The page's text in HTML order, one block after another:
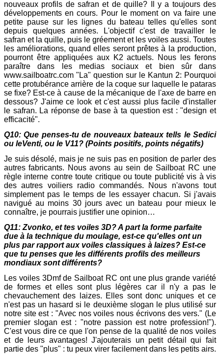
nouveaux profils de safran et de quille? Il y a toujours des
développements en cours. Pour le moment on va faire une
petite pause sur les lignes du bateau telles qu'elles sont
depuis quelques années. L'objectif c'est de travailler le
safran et la quille, puis le gréement et les voiles aussi. Toutes
les améliorations, quand elles seront prêtes à la production,
pourront être appliquées aux K2 actuels. Nous les ferons
paraître dans les medias sociaux et bien sûr dans
www.sailboatrc.com "La" question sur le Kantun 2: Pourquoi
cette protubérance arrière de la coque sur laquelle le pataras
se fixe? Est-ce à cause de la mécanique de l'axe de barre en
dessous? J'aime ce look et c'est aussi plus facile d'installer
le safran. La réponse de base à ta question est : "design et
efficacité".
Q10: Que penses-tu de nouveaux bateaux tells le Sedici
ou leVenti, ou le V11? (Points positifs, points négatifs)
Je suis désolé, mais je ne suis pas en position de parler des
autres fabricants. Nous avons au sein de Sailboat RC une
règle interne contre toute critique ou toute publicité vis à vis
des autres voiliers radio commandés. Nous n'avons tout
simplement pas le temps de les essayer chacun. Si j'avais
navigué au moins 30 jours avec un bateau pour mieux le
connaître, je pourrais justifier une opinion…
Q11: Zvonko, et tes voiles 3D? A part la forme parfaite
due à la technique du moulage, est-ce qu'elles ont un
plus par rapport aux voiles classiques à laizes? Est-ce
que tu penses que les différents profils des meilleurs
mondiaux sont différents?
Les voiles 3Dmf de Sailboat RC ont une plus grande variété
de formes et elles sont plus légères car il n'y a pas le
chevauchement des laizes. Elles sont donc uniques et ce
n'est pas un hasard si le deuxième slogan le plus utilisé sur
notre site est : "Avec nos voiles nous écrivons des vers." (Le
premier slogan est : "notre passion est notre profession!").
C'est vous dire ce que l'on pense de la qualité de nos voiles
et de leurs avantages! J'ajouterais un petit détail qui fait
partie des "plus" : tu peux virer facilement dans les petits airs.